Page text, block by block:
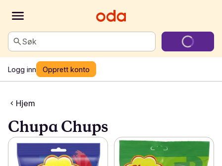
Søk
Logg inn Opprett konto
Hjem
Chupa Chups